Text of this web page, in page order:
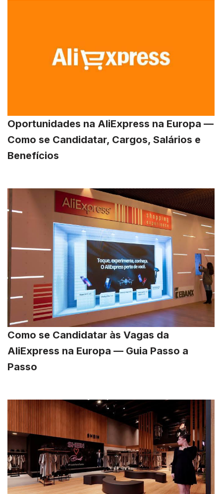
Oportunidades na AliExpress na Europa —
Como se Candidatar, Cargos, Salários e
Benefícios
Como se Candidatar às Vagas da
AliExpress na Europa — Guia Passo a
Passo